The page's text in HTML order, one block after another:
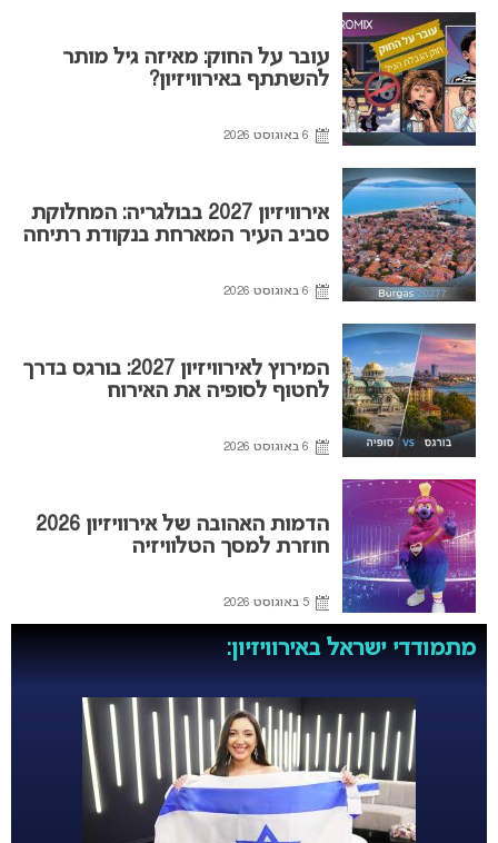
עובר על החוק: מאיזה גיל מותר
להשתתף באירוויזיון?
6 באוגוסט 2026
אירוויזיון 2027 בבולגריה: המחלוקת
סביב העיר המארחת בנקודת רתיחה
6 באוגוסט 2026
המירוץ לאירוויזיון 2027: בורגס בדרך
לחטוף לסופיה את האירוח
6 באוגוסט 2026
הדמות האהובה של אירוויזיון 2026
חוזרת למסך הטלוויזיה
5 באוגוסט 2026
מתמודדי ישראל באירוויזיון: